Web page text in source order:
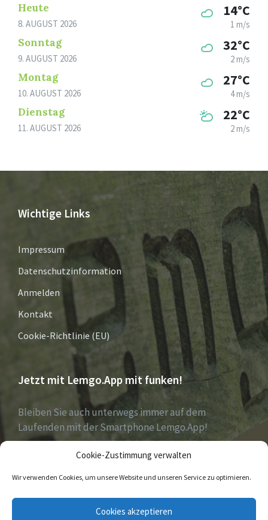
Cookie-Zustimmung verwalten
Wir verwenden Cookies, um unsere Website und unseren Service zu optimieren.
Cookies akzeptieren
Heute
8. AUGUST 2026
14°C
1 m/s
Sonntag
9. AUGUST 2026
32°C
2 m/s
Montag
10. AUGUST 2026
27°C
4 m/s
Dienstag
11. AUGUST 2026
22°C
2 m/s
Wichtige Links
Impressum
Datenschutzinformation
Anmelden
Kontakt
Cookie-Richtlinie (EU)
Jetzt mit Lemgo.App mit funken!
Bleiben Sie auch unterwegs immer auf dem
Laufenden mit der Smartphone Lemgo.App!
Jetzt laden für iOS & Android
Facebook Twitter